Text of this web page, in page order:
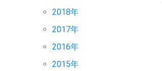
2018年
2017年
2016年
2015年